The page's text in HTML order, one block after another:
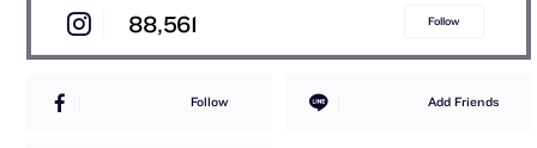
88,561 Follow
Follow Add Friends